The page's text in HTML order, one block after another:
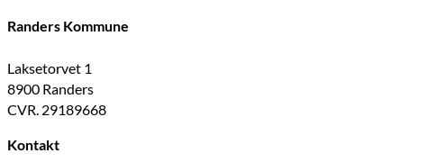
Randers Kommune
Laksetorvet 1
8900 Randers
CVR. 29189668
Kontakt